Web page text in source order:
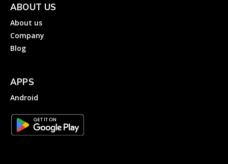
ABOUT US
About us
Company
Blog
APPS
Android